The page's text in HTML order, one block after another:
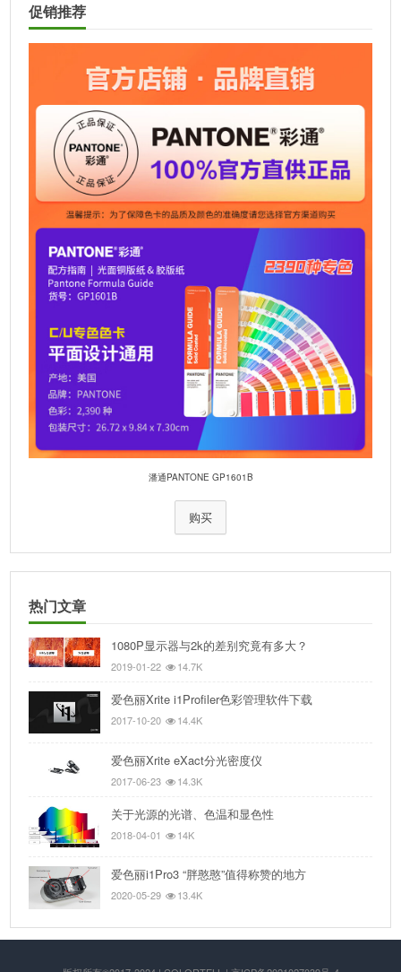
促销推荐
潘通PANTONE GP1601B
购买
热门文章
1080P显示器与2k的差别究竟有多大？
2019-01-22 14.7K
爱色丽Xrite i1Profiler色彩管理软件下载
2017-10-20 14.4K
爱色丽Xrite eXact分光密度仪
2017-06-23 14.3K
关于光源的光谱、色温和显色性
2018-04-01 14K
爱色丽i1Pro3 “胖憨憨”值得称赞的地方
2020-05-29 13.4K